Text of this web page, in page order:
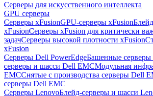
Серверы для искусственного интеллекта
GPU серверы
Серверы xFusionGPU-серверы xFusion
xFusionСерверы xFusion для критически
задачСерверы высокой плотности xFusion
xFusion
Серверы Dell PowerEdgeБашенные
серверы и шасси Dell EMCМодульная
EMCСнятые с производства серверы Dell
серверы Dell EMC
Серверы LenovoБлейд-серверы и шасси